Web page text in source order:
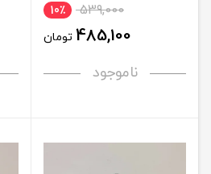
539,000 10٪
485,100 تومان
ناموجود